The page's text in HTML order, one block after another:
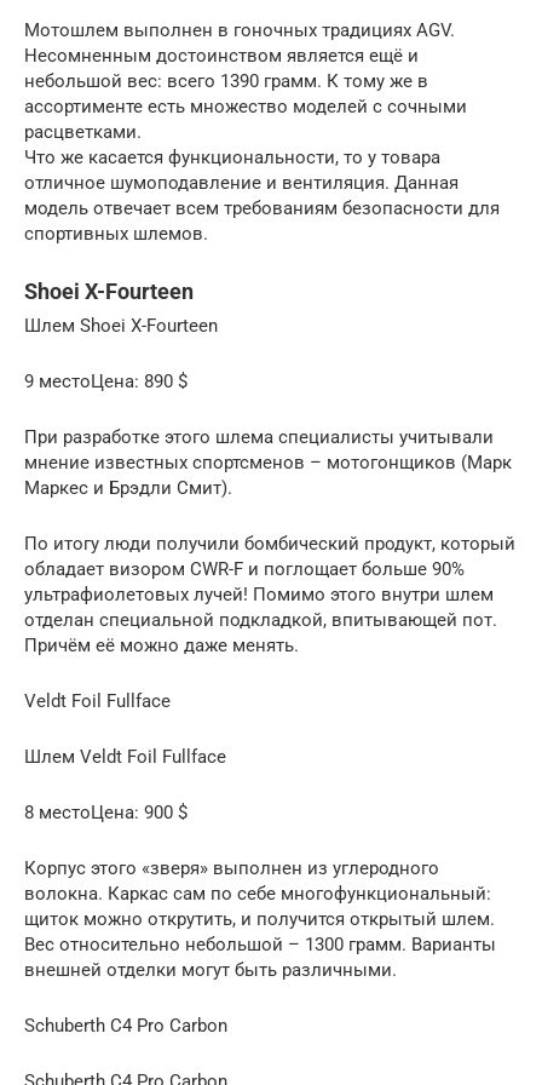
Мотошлем выполнен в гоночных традициях AGV.
Несомненным достоинством является ещё и
небольшой вес: всего 1390 грамм. К тому же в
ассортименте есть множество моделей с сочными
расцветками.
Что же касается функциональности, то у товара
отличное шумоподавление и вентиляция. Данная
модель отвечает всем требованиям безопасности для
спортивных шлемов.
Shoei X-Fourteen
Шлем Shoei X-Fourteen
9 местоЦена: 890 $
При разработке этого шлема специалисты учитывали
мнение известных спортсменов – мотогонщиков (Марк
Маркес и Брэдли Смит).
По итогу люди получили бомбический продукт, который
обладает визором CWR-F и поглощает больше 90%
ультрафиолетовых лучей! Помимо этого внутри шлем
отделан специальной подкладкой, впитывающей пот.
Причём её можно даже менять.
Veldt Foil Fullface
Шлем Veldt Foil Fullface
8 местоЦена: 900 $
Корпус этого «зверя» выполнен из углеродного
волокна. Каркас сам по себе многофункциональный:
щиток можно открутить, и получится открытый шлем.
Вес относительно небольшой – 1300 грамм. Варианты
внешней отделки могут быть различными.
Schuberth C4 Pro Carbon